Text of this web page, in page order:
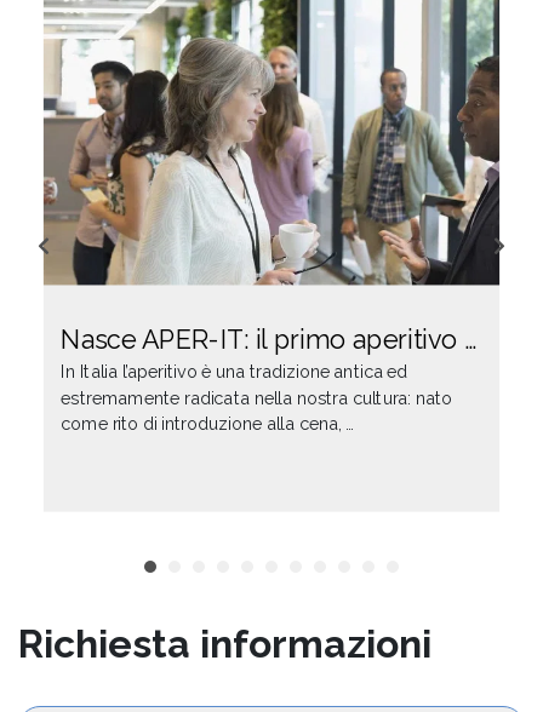
Nasce APER-IT: il primo aperitivo …
In Italia l’aperitivo è una tradizione antica ed
estremamente radicata nella nostra cultura: nato
come rito di introduzione alla cena, …
Richiesta informazioni